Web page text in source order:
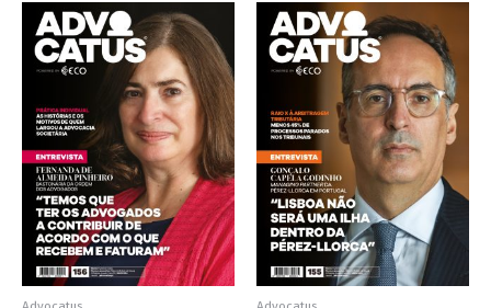
Price
range:
€4,00
through
€7,00
This
product
has
multiple
variants.
The
options
may
be
chosen
on
the
Price
range:
€4,00
through
€7,00
This
product
has
multiple
variants.
The
options
may
be
chosen
on
the